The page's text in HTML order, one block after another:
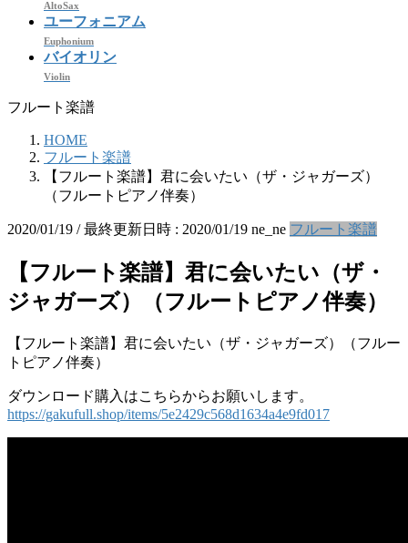
AltoSax
ユーフォニアム
Euphonium
バイオリン
Violin
フルート楽譜
HOME
フルート楽譜
【フルート楽譜】君に会いたい（ザ・ジャガーズ）
（フルートピアノ伴奏）
2020/01/19 / 最終更新日時 : 2020/01/19 ne_ne フルート楽譜
【フルート楽譜】君に会いたい（ザ・
ジャガーズ）（フルートピアノ伴奏）
【フルート楽譜】君に会いたい（ザ・ジャガーズ）（フルー
トピアノ伴奏）
ダウンロード購入はこちらからお願いします。
https://gakufull.shop/items/5e2429c568d1634a4e9fd017